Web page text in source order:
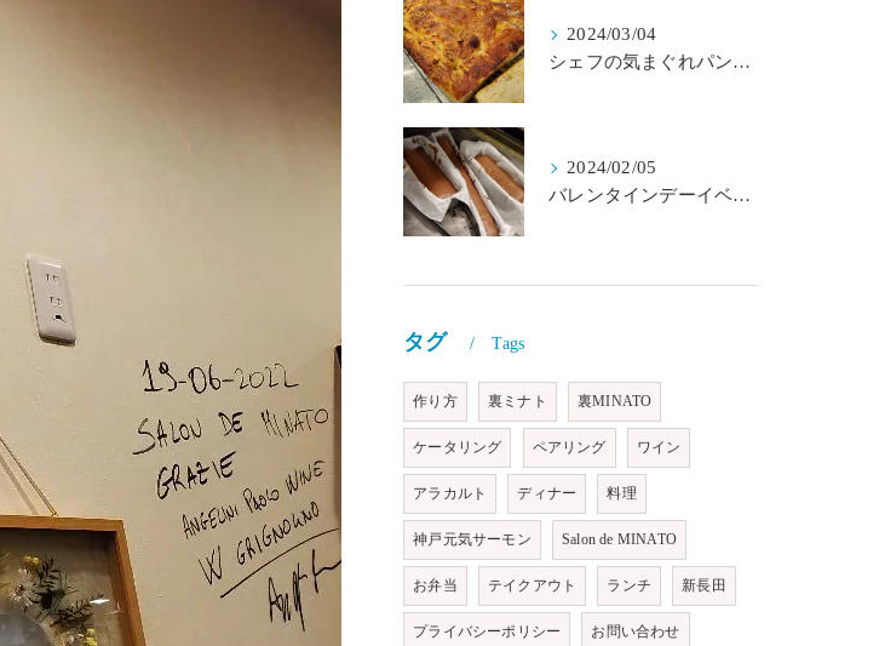
2024/03/04
シェフの気まぐれパン＆ドルチェのご紹介ｌSalondeMINATOです！
2024/02/05
バレンタインデーイベントのお知らせです！！ｌSalondeMINATOです。
タグ Tags
作り方 裏ミナト 裏MINATO
ケータリング ペアリング ワイン
アラカルト ディナー 料理
神戸元気サーモン Salon de MINATO
お弁当 テイクアウト ランチ 新長田
プライバシーポリシー お問い合わせ